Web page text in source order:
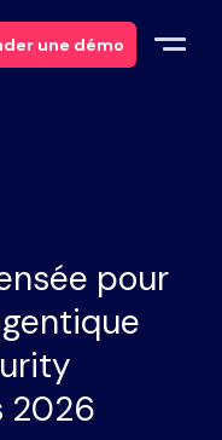
une démo
pour
2026